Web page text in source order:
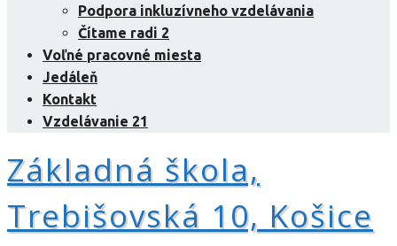
Podpora inkluzívneho vzdelávania
Čítame radi 2
Voľné pracovné miesta
Jedáleň
Kontakt
Vzdelávanie 21
Základná škola,
Trebišovská 10, Košice